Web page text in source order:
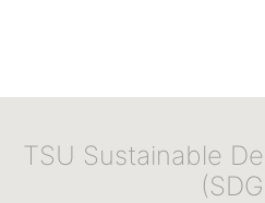
TSU Sustainable